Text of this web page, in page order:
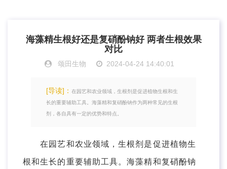
海藻精生根好还是复硝酚钠好 两者生根效果
对比
颂田生物 2024-04-24 14:40:01
[导读]： 在园艺和农业领域，生根剂是促进植物生根和生
长的重要辅助工具。海藻精和复硝酚钠作为两种常见的生根
剂，各自具有一定的优势和特点。
在园艺和农业领域，生根剂是促进植物生
根和生长的重要辅助工具。海藻精和复硝酚钠